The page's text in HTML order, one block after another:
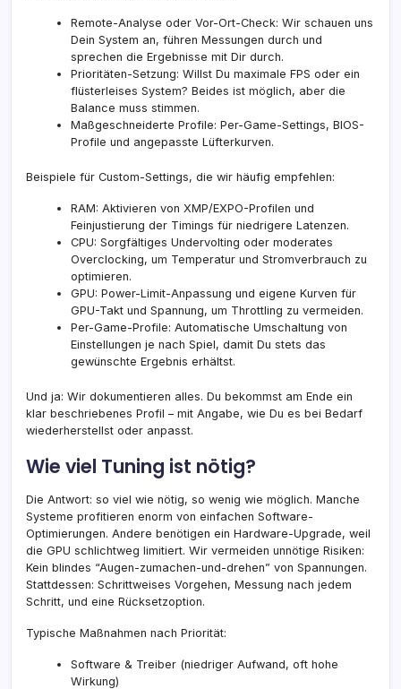
Remote-Analyse oder Vor-Ort-Check: Wir schauen uns
Dein System an, führen Messungen durch und
sprechen die Ergebnisse mit Dir durch.
Prioritäten-Setzung: Willst Du maximale FPS oder ein
flüsterleises System? Beides ist möglich, aber die
Balance muss stimmen.
Maßgeschneiderte Profile: Per-Game-Settings, BIOS-
Profile und angepasste Lüfterkurven.
Beispiele für Custom-Settings, die wir häufig empfehlen:
RAM: Aktivieren von XMP/EXPO-Profilen und
Feinjustierung der Timings für niedrigere Latenzen.
CPU: Sorgfältiges Undervolting oder moderates
Overclocking, um Temperatur und Stromverbrauch zu
optimieren.
GPU: Power-Limit-Anpassung und eigene Kurven für
GPU-Takt und Spannung, um Throttling zu vermeiden.
Per-Game-Profile: Automatische Umschaltung von
Einstellungen je nach Spiel, damit Du stets das
gewünschte Ergebnis erhältst.
Und ja: Wir dokumentieren alles. Du bekommst am Ende ein
klar beschriebenes Profil – mit Angabe, wie Du es bei Bedarf
wiederherstellst oder anpasst.
Wie viel Tuning ist nötig?
Die Antwort: so viel wie nötig, so wenig wie möglich. Manche
Systeme profitieren enorm von einfachen Software-
Optimierungen. Andere benötigen ein Hardware-Upgrade, weil
die GPU schlichtweg limitiert. Wir vermeiden unnötige Risiken:
Kein blindes “Augen-zumachen-und-drehen” von Spannungen.
Stattdessen: Schrittweises Vorgehen, Messung nach jedem
Schritt, und eine Rücksetzoption.
Typische Maßnahmen nach Priorität:
Software & Treiber (niedriger Aufwand, oft hohe
Wirkung)